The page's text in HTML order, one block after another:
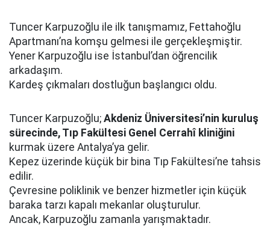
Tuncer Karpuzoğlu ile ilk tanışmamız, Fettahoğlu
Apartmanı’na komşu gelmesi ile gerçekleşmiştir.
Yener Karpuzoğlu ise İstanbul’dan öğrencilik
arkadaşım.
Kardeş çıkmaları dostluğun başlangıcı oldu.
Tuncer Karpuzoğlu; Akdeniz Üniversitesi’nin kuruluş
sürecinde, Tıp Fakültesi Genel Cerrahî kliniğini
kurmak üzere Antalya’ya gelir.
Kepez üzerinde küçük bir bina Tıp Fakültesi’ne tahsis
edilir.
Çevresine poliklinik ve benzer hizmetler için küçük
baraka tarzı kapalı mekanlar oluşturulur.
Ancak, Karpuzoğlu zamanla yarışmaktadır.